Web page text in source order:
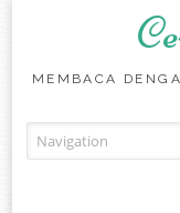
MEMBACA